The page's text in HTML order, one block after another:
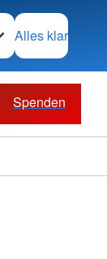
Alles klar
Spenden